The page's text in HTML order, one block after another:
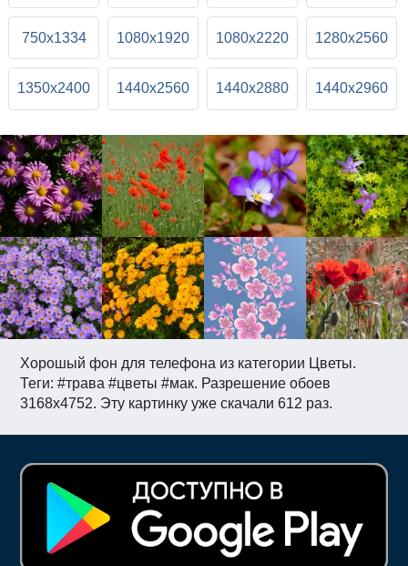
Хорошый фон для телефона из категории Цветы.
Теги: #трава #цветы #мак. Разрешение обоев
3168x4752. Эту картинку уже скачали 612 раз.
750x1334 1080x1920 1080x2220 1280x2560
1350x2400 1440x2560 1440x2880 1440x2960